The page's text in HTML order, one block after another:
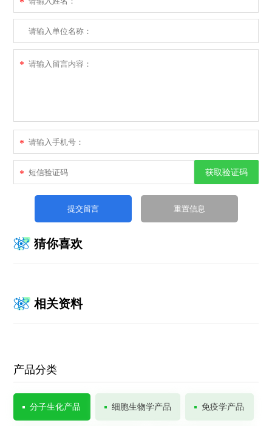
*
*
*
* 获取验证码
猜你喜欢
相关资料
产品分类
分子生化产品 细胞生物学产品 免疫学产品